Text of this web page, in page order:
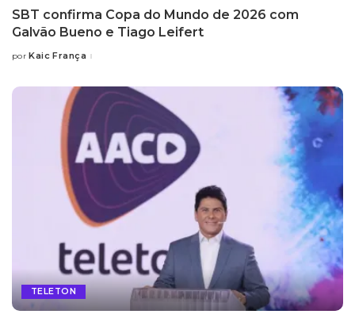
SBT confirma Copa do Mundo de 2026 com
Galvão Bueno e Tiago Leifert
Posted
por Kaic França
TELETON